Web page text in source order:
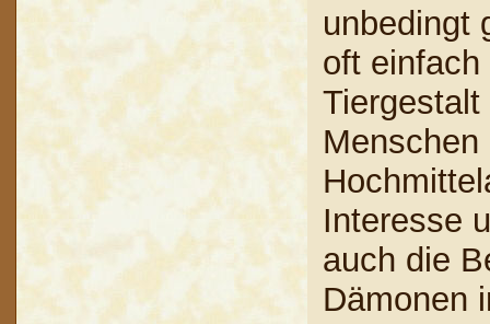
unbedingt
oft
Interesse
auch die
Dämonen